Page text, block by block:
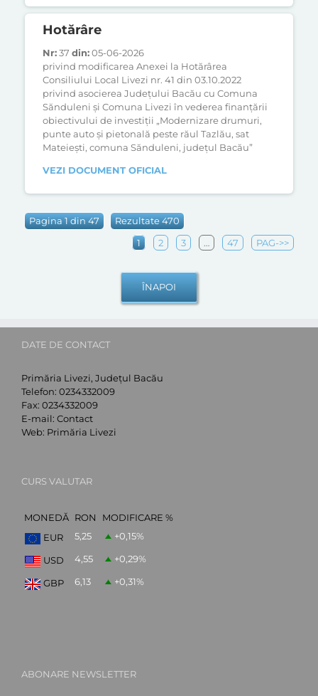
Hotărâre
Nr:37 din:05-06-2026
privind modificarea Anexei la Hotărârea
Consiliului Local Livezi nr. 41 din 03.10.2022
privind asocierea Judeţului Bacău cu Comuna
Sănduleni şi Comuna Livezi în vederea finanţării
obiectivului de investiţii „Modernizare drumuri,
punte auto şi pietonală peste răul Tazlău, sat
Mateieşti, comuna Sănduleni, judeţul Bacău”
VEZI DOCUMENT OFICIAL
Pagina 1 din 47
Rezultate 470
1
2 3 … 47 PAG->>
ÎNAPOI
DATE DE CONTACT
Primăria Livezi, Județul Bacău
Telefon: 0234332009
Fax: 0234332009
E-mail: Contact
Web: Primăria Livezi
CURS VALUTAR
MONEDĂ RON
MODIFICARE %
EUR
5,25 +0,15%
USD 4,55 +0,29%
GBP 6,13 +0,31%
ABONARE NEWSLETTER